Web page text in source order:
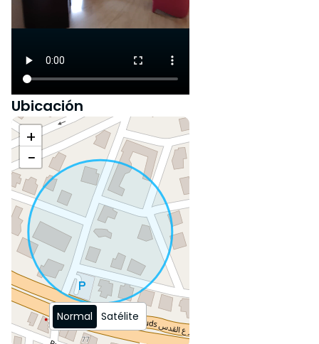
Ubicación
+
−
Normal Satélite